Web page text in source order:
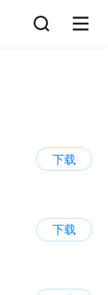
下载
下载